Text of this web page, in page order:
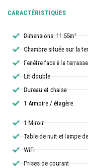
CARACTÉRISTIQUES
Dimensions: 11.55m²
Chambre située sur la
Fenêtre face à la terrasse
Lit double
Bureau et chaise
1 Armoire / étagère
1 Miroir​
Table de nuit et lampe
WiFi
Prises de courant